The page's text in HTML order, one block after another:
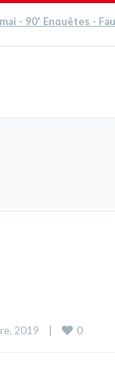
- 90' Enquêtes -
2019 0